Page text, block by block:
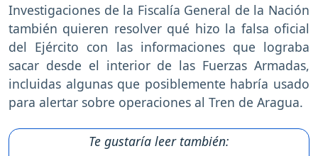
Investigaciones de la Fiscalía General de la Nación
también quieren resolver qué hizo la falsa oficial
del Ejército con las informaciones que lograba
sacar desde el interior de las Fuerzas Armadas,
incluidas algunas que posiblemente habría usado
para alertar sobre operaciones al Tren de Aragua.
Te gustaría leer también: